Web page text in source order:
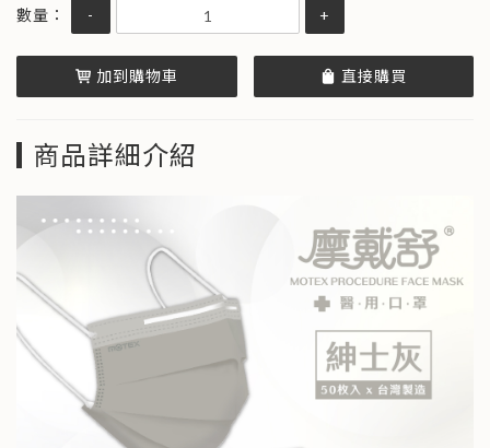
- +
加到購物車 直接購買
商品詳細介紹